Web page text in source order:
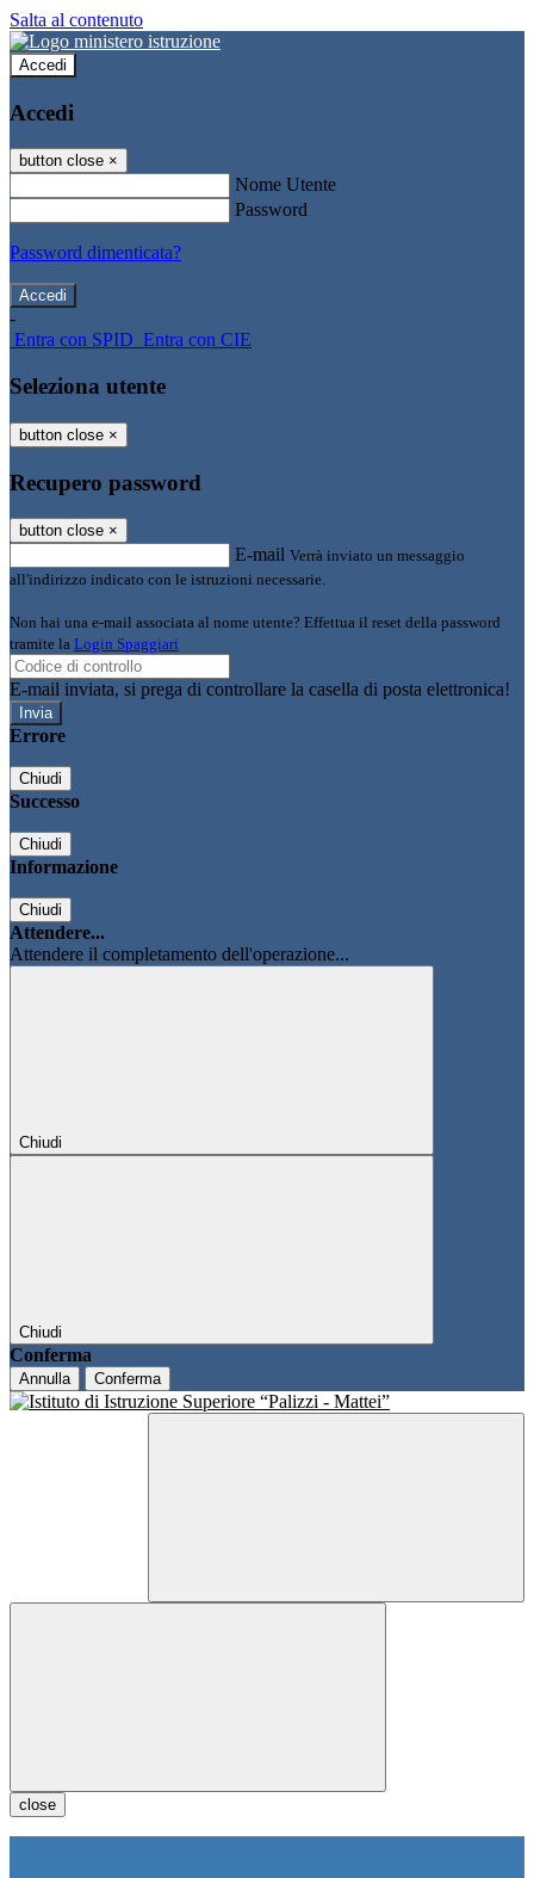
Salta al contenuto
Accedi
Accedi
button close ×
Nome Utente
Password
Password dimenticata?
-
Entra con SPID Entra con CIE
Seleziona utente
button close ×
Recupero password
button close ×
E-mail Verrà inviato un messaggio
all'indirizzo indicato con le istruzioni necessarie.
Non hai una e-mail associata al nome utente? Effettua il reset della password
tramite la Login Spaggiari
E-mail inviata, si prega di controllare la casella di posta elettronica!
Errore
Chiudi
Successo
Chiudi
Informazione
Chiudi
Attendere...
Attendere il completamento dell'operazione...
Chiudi
Chiudi
Conferma
Annulla Conferma
close